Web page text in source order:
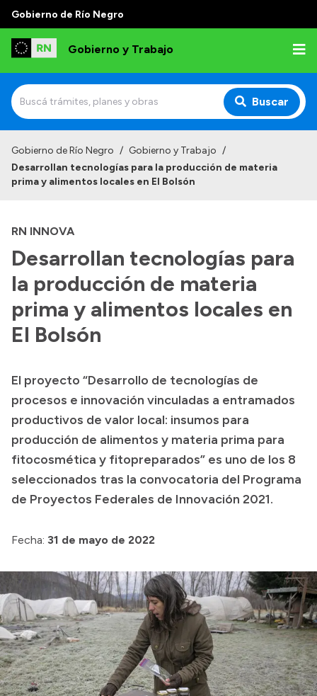
Gobierno de Río Negro
Gobierno y Trabajo
Buscar
Institucional
Autoridades, Áreas y Organismos
Delegaciones
Normativa
Transparencia
Boletín Oficial
Compras y licitaciones
Consulta de expedientes
Consulta de pago a proveedores
Convocatorias
Intranet
Gobierno de Río Negro / Gobierno y Trabajo /
Desarrollan tecnologías para la producción de materia
prima y alimentos locales en El Bolsón
RN INNOVA
Desarrollan tecnologías para
la producción de materia
prima y alimentos locales en
El Bolsón
El proyecto “Desarrollo de tecnologías de
procesos e innovación vinculadas a entramados
productivos de valor local: insumos para
producción de alimentos y materia prima para
fitocosmética y fitopreparados” es uno de los 8
seleccionados tras la convocatoria del Programa
de Proyectos Federales de Innovación 2021.
Fecha: 31 de mayo de 2022